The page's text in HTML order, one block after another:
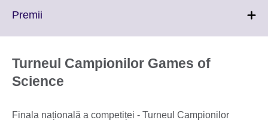
Premii
More
information
available.
Turneul Campionilor Games of
Science
Finala națională a competiței - Turneul Campionilor